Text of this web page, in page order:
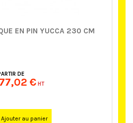
EN PIN YUCCA 230 CM
DE
€ HT
Ajouter au panier